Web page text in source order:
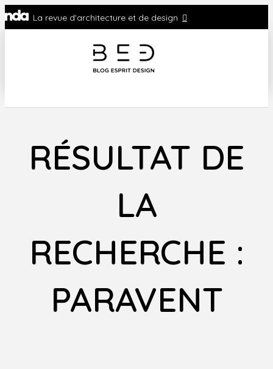
La revue d'architecture et de design
RÉSULTAT DE
LA
RECHERCHE :
PARAVENT